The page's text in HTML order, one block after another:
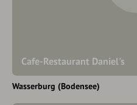
Cafe-Restaurant Daniel's
Wasserburg (Bodensee)